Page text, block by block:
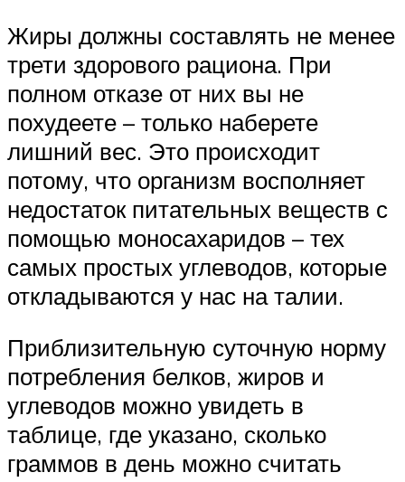
Жиры должны составлять не менее
трети здорового рациона. При
полном отказе от них вы не
похудеете – только наберете
лишний вес. Это происходит
потому, что организм восполняет
недостаток питательных веществ с
помощью моносахаридов – тех
самых простых углеводов, которые
откладываются у нас на талии.
Приблизительную суточную норму
потребления белков, жиров и
углеводов можно увидеть в
таблице, где указано, сколько
граммов в день можно считать